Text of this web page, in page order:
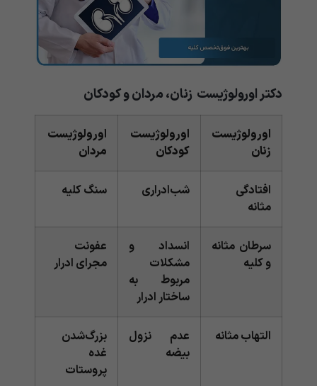
دکتر اورولوژیست زنان، مردان و کودکان
اورولوژیست
زنان
اورولوژیست
کودکان
اورولوژیست
مردان
افتادگی
مثانه
شب‌ادراری سنگ کلیه
سرطان مثانه
و کلیه
انسداد و
مشکلات
مربوط به
ساختار ادرار
عفونت
مجرای ادرار
التهاب مثانه
عدم نزول
بیضه
بزرگ‌شدن
غده
پروستات